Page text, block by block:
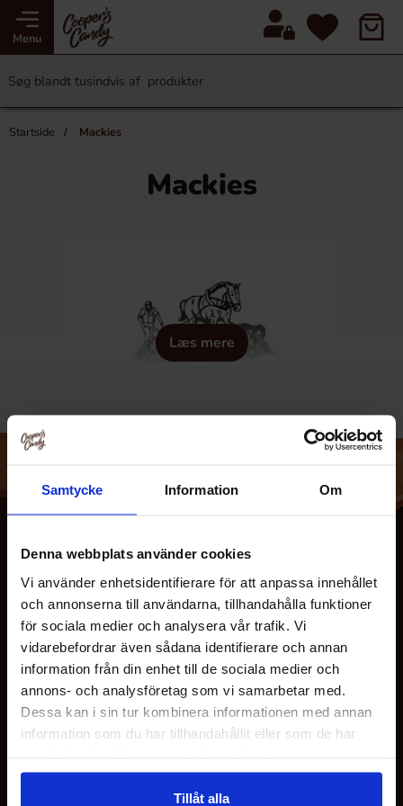
Samtycke Information Om
Denna webbplats använder cookies
Vi använder enhetsidentifierare för att anpassa innehållet
och annonserna till användarna, tillhandahålla funktioner
för sociala medier och analysera vår trafik. Vi
vidarebefordrar även sådana identifierare och annan
information från din enhet till de sociala medier och
annons- och analysföretag som vi samarbetar med.
Dessa kan i sin tur kombinera informationen med annan
information som du har tillhandahållit eller som de har
Tillåt alla
Menu
Startside Mackies
Mackies
Læs mere
OM OS